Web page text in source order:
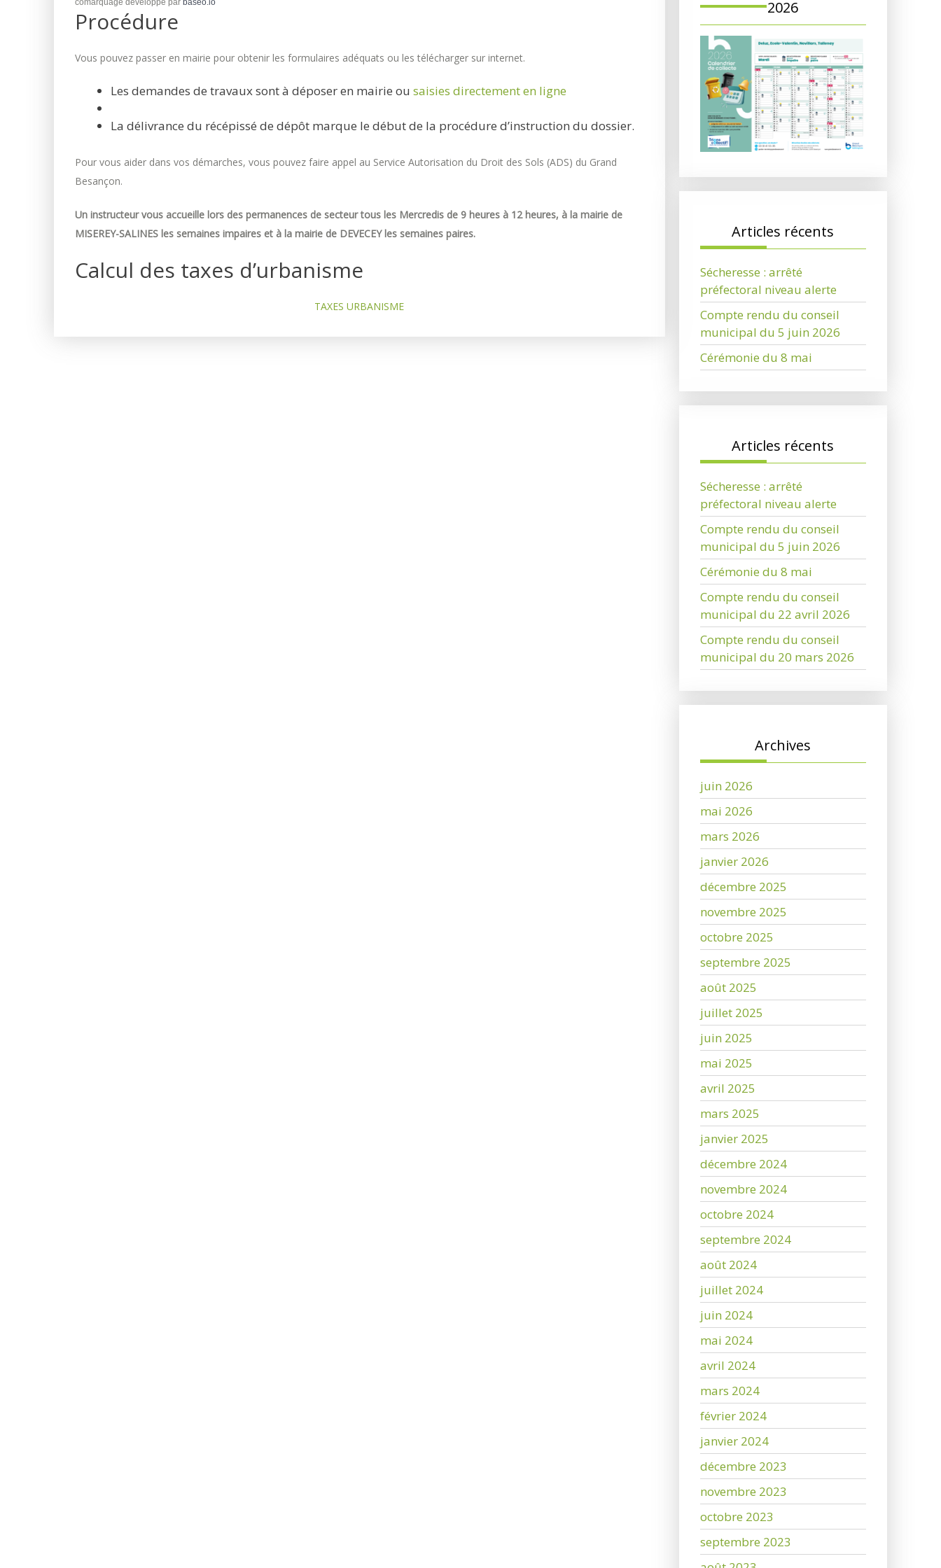
comarquage developpé par baseo.io
Procédure
Vous pouvez passer en mairie pour obtenir les formulaires adéquats ou les télécharger sur internet.
Les demandes de travaux sont à déposer en mairie ou saisies directement en ligne
La délivrance du récépissé de dépôt marque le début de la procédure d’instruction du dossier.
Pour vous aider dans vos démarches, vous pouvez faire appel au Service Autorisation du Droit des Sols (ADS) du Grand
Besançon.
Un instructeur vous accueille lors des permanences de secteur tous les Mercredis de 9 heures à 12 heures, à la mairie de
MISEREY-SALINES les semaines impaires et à la mairie de DEVECEY les semaines paires.
Calcul des taxes d’urbanisme
TAXES URBANISME
2026
Articles récents
Sécheresse : arrêté
préfectoral niveau alerte
Compte rendu du conseil
municipal du 5 juin 2026
Cérémonie du 8 mai
Articles récents
Sécheresse : arrêté
préfectoral niveau alerte
Compte rendu du conseil
municipal du 5 juin 2026
Cérémonie du 8 mai
Compte rendu du conseil
municipal du 22 avril 2026
Compte rendu du conseil
municipal du 20 mars 2026
Archives
juin 2026
mai 2026
mars 2026
janvier 2026
décembre 2025
novembre 2025
octobre 2025
septembre 2025
août 2025
juillet 2025
juin 2025
mai 2025
avril 2025
mars 2025
janvier 2025
décembre 2024
novembre 2024
octobre 2024
septembre 2024
août 2024
juillet 2024
juin 2024
mai 2024
avril 2024
mars 2024
février 2024
janvier 2024
décembre 2023
novembre 2023
octobre 2023
septembre 2023